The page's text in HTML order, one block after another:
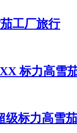
工厂旅行
标力高雪
级标力高雪茄